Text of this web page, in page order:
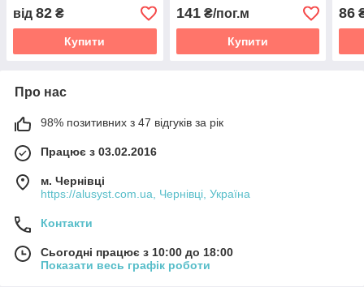
від 82 ₴
Купити
141₴/пог.м
Купити
86
Про нас
98% позитивних з 47 відгуків за рік
Працює з 03.02.2016
м. Чернівці
https://alusyst.com.ua, Чернівці, Україна
Контакти
Сьогодні працює з 10:00 до 18:00
Показати весь графік роботи